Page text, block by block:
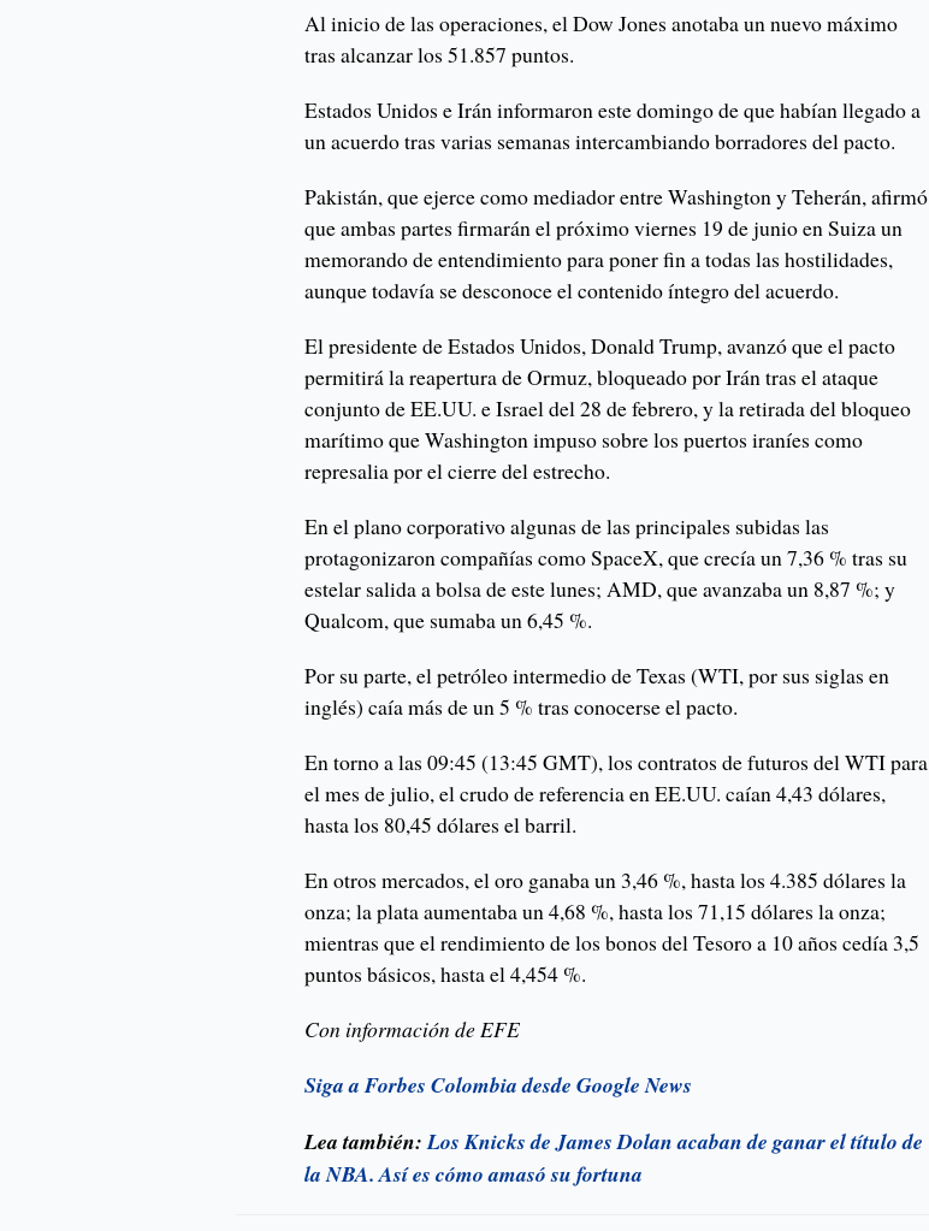
Al inicio de las operaciones, el Dow Jones anotaba un nuevo máximo
tras alcanzar los 51.857 puntos.
Estados Unidos e Irán informaron este domingo de que habían llegado a
un acuerdo tras varias semanas intercambiando borradores del pacto.
Pakistán, que ejerce como mediador entre Washington y Teherán, afirmó
que ambas partes firmarán el próximo viernes 19 de junio en Suiza un
memorando de entendimiento para poner fin a todas las hostilidades,
aunque todavía se desconoce el contenido íntegro del acuerdo.
El presidente de Estados Unidos, Donald Trump, avanzó que el pacto
permitirá la reapertura de Ormuz, bloqueado por Irán tras el ataque
conjunto de EE.UU. e Israel del 28 de febrero, y la retirada del bloqueo
marítimo que Washington impuso sobre los puertos iraníes como
represalia por el cierre del estrecho.
En el plano corporativo algunas de las principales subidas las
protagonizaron compañías como SpaceX, que crecía un 7,36 % tras su
estelar salida a bolsa de este lunes; AMD, que avanzaba un 8,87 %; y
Qualcom, que sumaba un 6,45 %.
Por su parte, el petróleo intermedio de Texas (WTI, por sus siglas en
inglés) caía más de un 5 % tras conocerse el pacto.
En torno a las 09:45 (13:45 GMT), los contratos de futuros del WTI para
el mes de julio, el crudo de referencia en EE.UU. caían 4,43 dólares,
hasta los 80,45 dólares el barril.
En otros mercados, el oro ganaba un 3,46 %, hasta los 4.385 dólares la
onza; la plata aumentaba un 4,68 %, hasta los 71,15 dólares la onza;
mientras que el rendimiento de los bonos del Tesoro a 10 años cedía 3,5
puntos básicos, hasta el 4,454 %.
Con información de EFE
Siga a Forbes Colombia desde Google News
Lea también:Los Knicks de James Dolan acaban de ganar el título de
la NBA. Así es cómo amasó su fortuna